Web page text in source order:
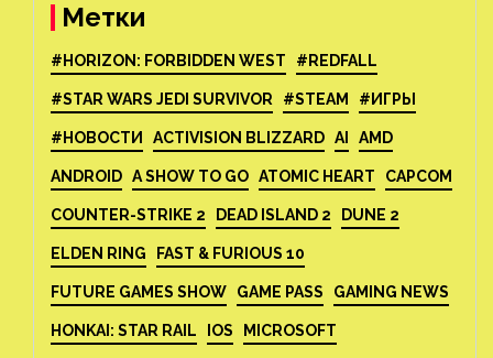
Метки
#HORIZON: FORBIDDEN WEST #REDFALL
#STAR WARS JEDI SURVIVOR #STEAM #ИГРЫ
#НОВОСТИ ACTIVISION BLIZZARD AI AMD
ANDROID A SHOW TO GO ATOMIC HEART CAPCOM
COUNTER-STRIKE 2 DEAD ISLAND 2 DUNE 2
ELDEN RING FAST & FURIOUS 10
FUTURE GAMES SHOW GAME PASS GAMING NEWS
HONKAI: STAR RAIL IOS MICROSOFT